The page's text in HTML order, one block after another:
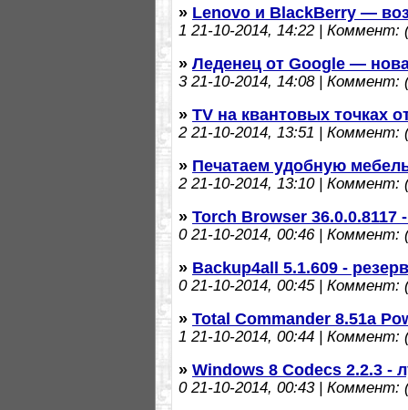
» Lenovo и BlackBerry —
1 21-10-2014, 14:22 | Коммент:
» Леденец от Google —
321-10-2014, 14:08 | Коммент:
» TV на квантовых точках
221-10-2014, 13:51 | Коммент:
» Печатаем удобную
221-10-2014, 13:10 | Коммент:
» Torch Browser
021-10-2014, 00:46 | Коммент:
» Backup4all 5.1.609 -
021-10-2014, 00:45 | Коммент:
» Total Commander 8.51a
1 21-10-2014, 00:44 | Коммент:
» Windows 8 Codecs 2.2.3 -
021-10-2014, 00:43 | Коммент: